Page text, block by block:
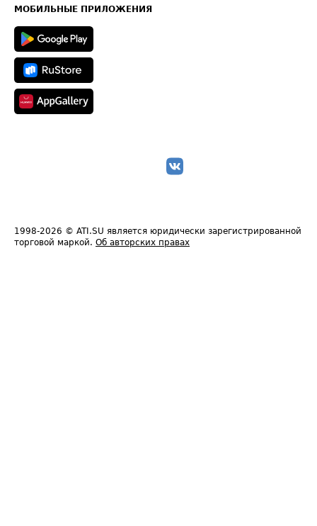
Техническая информация
МОБИЛЬНЫЕ ПРИЛОЖЕНИЯ
1998-2026 © ATI.SU является юридически зарегистрированной
торговой маркой. Об авторских правах